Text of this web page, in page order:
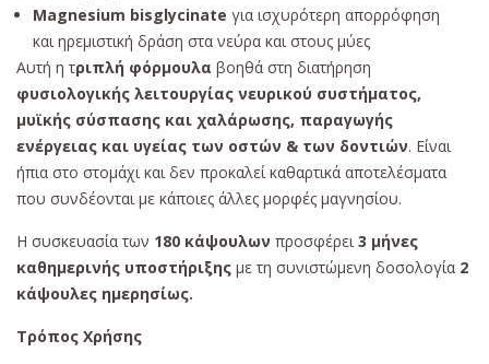
Magnesium bisglycinate για ισχυρότερη απορρόφηση
και ηρεμιστική δράση στα νεύρα και στους μύες
Αυτή η τριπλή φόρμουλα βοηθά στη διατήρηση
φυσιολογικής λειτουργίας νευρικού συστήματος,
μυϊκής σύσπασης και χαλάρωσης, παραγωγής
ενέργειας και υγείας των οστών & των δοντιών. Είναι
ήπια στο στομάχι και δεν προκαλεί καθαρτικά αποτελέσματα
που συνδέονται με κάποιες άλλες μορφές μαγνησίου.
Η συσκευασία των 180 κάψουλων προσφέρει3 μήνες
καθημερινής υποστήριξης με τη συνιστώμενη δοσολογία 2
κάψουλες ημερησίως.
Τρόπος Χρήσης